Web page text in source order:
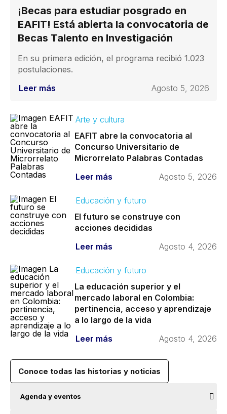
¡Becas para estudiar posgrado en
EAFIT! Está abierta la convocatoria de
Becas Talento en Investigación
En su primera edición, el programa recibió 1.023
postulaciones.
Leer más
Agosto 5, 2026
Arte y cultura
EAFIT abre la convocatoria al
Concurso Universitario de
Microrrelato Palabras Contadas
Leer más
Agosto 5, 2026
Educación y futuro
El futuro se construye con
acciones decididas
Leer más
Agosto 4, 2026
Educación y futuro
La educación superior y el
mercado laboral en Colombia:
pertinencia, acceso y aprendizaje
a lo largo de la vida
Leer más
Agosto 4, 2026
Conoce todas las historias y noticias
Agenda y eventos